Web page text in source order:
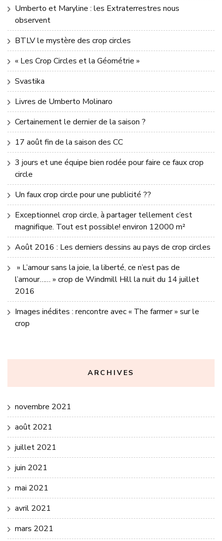
Umberto et Maryline : les Extraterrestres nous
observent
BTLV le mystère des crop circles
« Les Crop Circles et la Géométrie »
Svastika
Livres de Umberto Molinaro
Certainement le dernier de la saison ?
17 août fin de la saison des CC
3 jours et une équipe bien rodée pour faire ce faux crop
circle
Un faux crop circle pour une publicité ??
Exceptionnel crop circle, à partager tellement c’est
magnifique. Tout est possible! environ 12000 m²
Août 2016 : Les derniers dessins au pays de crop circles
» L’amour sans la joie, la liberté, ce n’est pas de
l’amour…… » crop de Windmill Hill la nuit du 14 juillet
2016
Images inédites : rencontre avec « The farmer » sur le
crop
ARCHIVES
novembre 2021
août 2021
juillet 2021
juin 2021
mai 2021
avril 2021
mars 2021